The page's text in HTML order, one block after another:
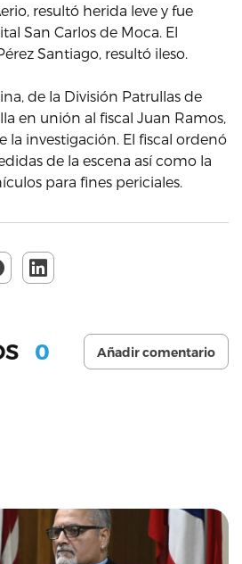
resultó herida leve y fue
San Carlos de Moca. El
Santiago, resultó ileso.
de la División Patrullas de
en unión al fiscal Juan Ramos,
la investigación. El fiscal ordenó
de la escena así como la
para fines periciales.
0 Añadir comentario